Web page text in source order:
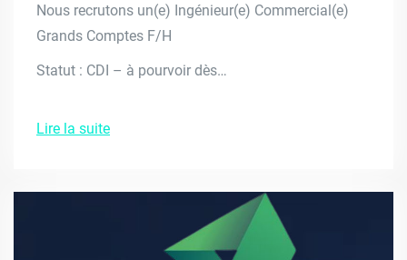
Nous recrutons un(e) Ingénieur(e) Commercial(e)
Grands Comptes F/H
Statut : CDI – à pourvoir dès…
Lire la suite